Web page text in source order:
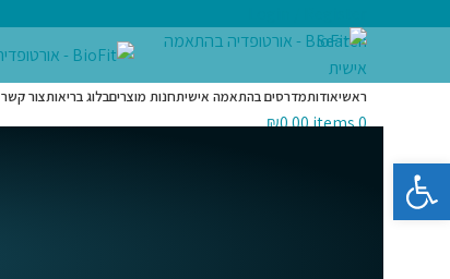
Search
ראשיאודותמדרסים בהתאמה אישיתחנות מוצריםבלוג בריאותצור קשר
0
items
₪0.00
פתח סרגל נגישות